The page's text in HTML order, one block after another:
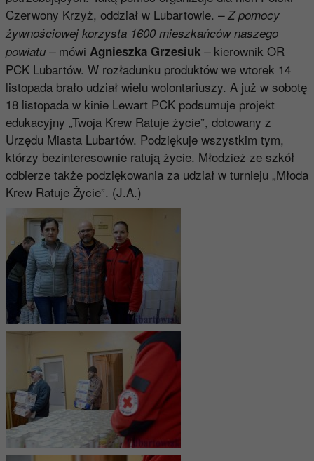
Czerwony Krzyż, oddział w Lubartowie. – Z pomocy
żywnościowej korzysta 1600 mieszkańców naszego
powiatu – mówi Agnieszka Grzesiuk–kierownik OR
PCK Lubartów. W rozładunku produktów we wtorek 14
listopada brało udział wielu wolontariuszy. A już w sobotę
18 listopada w kinie Lewart PCK podsumuje projekt
edukacyjny „Twoja Krew Ratuje życie”, dotowany z
Urzędu Miasta Lubartów. Podziękuje wszystkim tym,
którzy bezinteresownie ratują życie. Młodzież ze szkół
odbierze także podziękowania za udział w turnieju „Młoda
Krew Ratuje Życie”. (J.A.)